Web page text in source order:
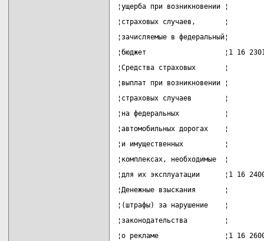
¦ущерба при
¦страховых случаев,
¦зачисляемые в
¦бюджет                   ¦1 16
¦Средства страховых
¦выплат при
¦страховых случаев
¦на федеральных           ¦
¦автомобильных дорогах
¦и имущественных          ¦
¦комплексах, необходимые
¦для их эксплуатации      ¦1 16
¦Денежные взыскания
¦(штрафы) за нарушение
¦законодательства
¦о рекламе                ¦1 16